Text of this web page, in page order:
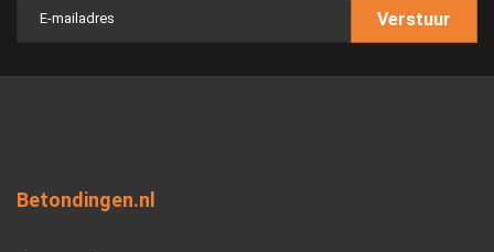
Verstuur
Betondingen.nl